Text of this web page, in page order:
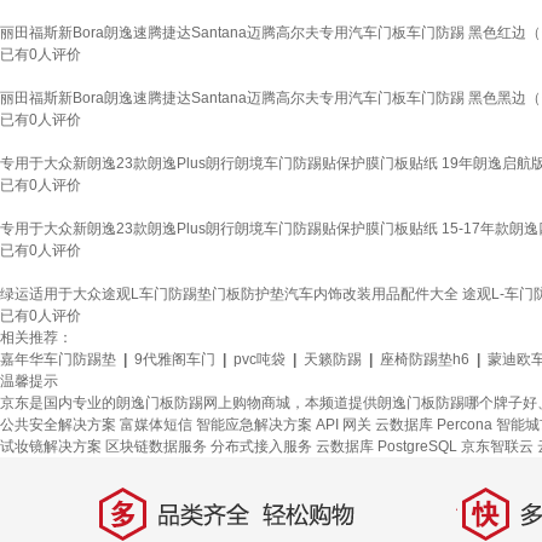
丽田福斯新Bora朗逸速腾捷达Santana迈腾高尔夫专用汽车门板车门防踢 黑色红边
已有0人评价
丽田福斯新Bora朗逸速腾捷达Santana迈腾高尔夫专用汽车门板车门防踢 黑色黑边
已有0人评价
专用于大众新朗逸23款朗逸Plus朗行朗境车门防踢贴保护膜门板贴纸 19年朗逸启航
已有0人评价
专用于大众新朗逸23款朗逸Plus朗行朗境车门防踢贴保护膜门板贴纸 15-17年款朗逸
已有0人评价
绿运适用于大众途观L车门防踢垫门板防护垫汽车内饰改装用品配件大全 途观L-车门
已有0人评价
相关推荐：
嘉年华车门防踢垫
9代雅阁车门 pvc吨袋 天籁防踢 座椅防踢垫h6
蒙迪欧
温馨提示
京东是国内专业的朗逸门板防踢网上购物商城，本频道提供朗逸门板防踢哪个牌子
公共安全解决方案 富媒体短信 智能应急解决方案 API 网关 云数据库 Percona 智能
试妆镜解决方案 区块链数据服务 分布式接入服务 云数据库 PostgreSQL 京东智联云
多 品类齐全，轻松购物 快 多